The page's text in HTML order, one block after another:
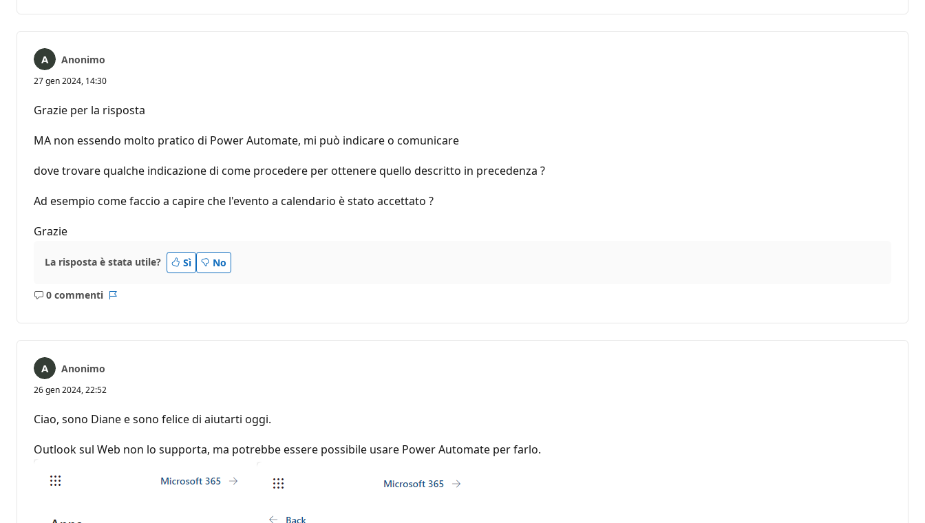
Anonimo
27 gen 2024, 14:30
Grazie per la risposta
MA non essendo molto pratico di Power Automate, mi può indicare o comunicare
dove trovare qualche indicazione di come procedere per ottenere quello descritto in precedenza ?
Ad esempio come faccio a capire che l'evento a calendario è stato accettato ?
Grazie
La risposta è stata utile? Sì No
0 commenti
Nessun
Anonimo
26 gen 2024, 22:52
Ciao, sono Diane e sono felice di aiutarti oggi.
Outlook sul Web non lo supporta, ma potrebbe essere possibile usare Power Automate per farlo.